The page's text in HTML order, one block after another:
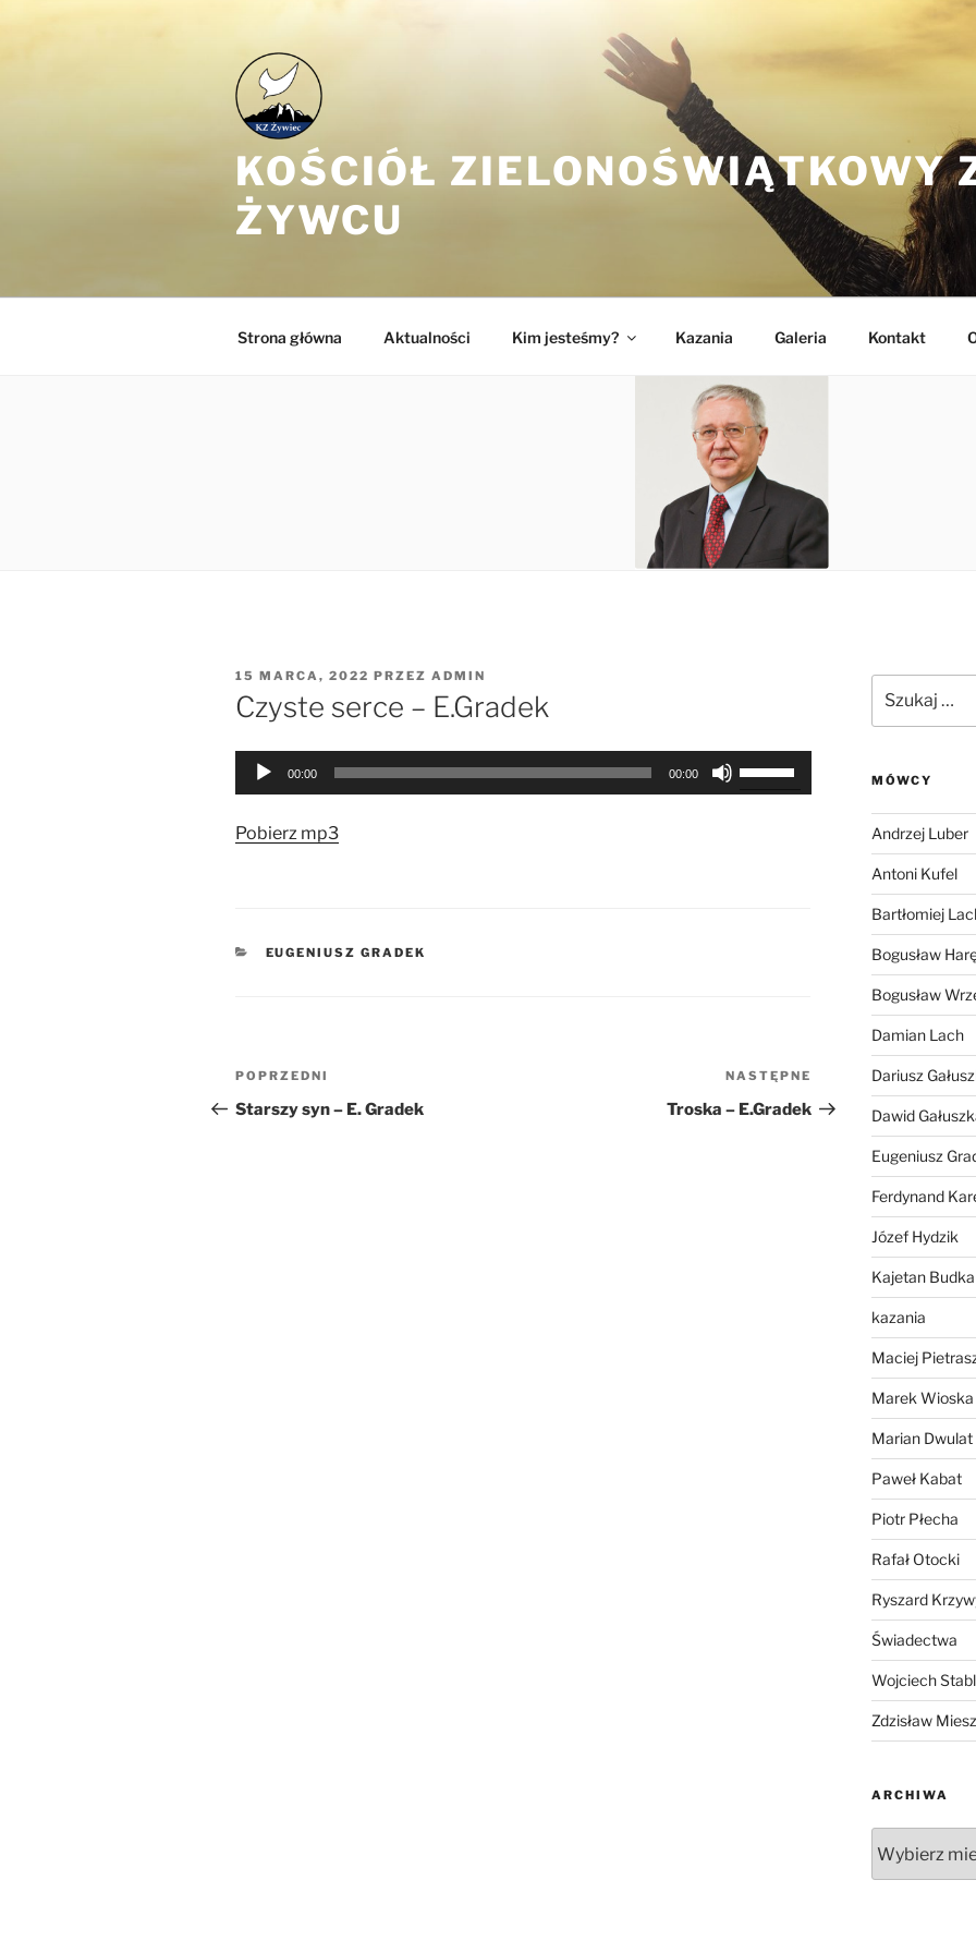
KOŚCIÓŁ ZIELONOŚWIĄTKOWY
ŻYWCU
Strona główna Aktualności Kim jesteśmy? Kazania Galeria Kontakt
OPUBLIKOWANE
W
15 MARCA, 2022 PRZEZ ADMIN
Czyste serce – E.Gradek
Odtwarzacz
00:00 00:00
Pobierz mp3
KATEGORIE
EUGENIUSZ GRADEK
Nawigacja
wpisu
Poprzedni
wpis
POPRZEDNI
Starszy syn – E. Gradek
Następny
wpis
NASTĘPNE
Troska – E.Gradek
MÓWCY
Andrzej Luber
Antoni Kufel
Bartłomiej
Bogusław
Bogusław
Damian Lach
Dariusz
Dawid
Eugeniusz
Ferdynand
Józef Hydzik
Kajetan Budka
kazania
Maciej
Marek Wioska
Marian Dwulat
Paweł Kabat
Piotr Płecha
Rafał Otocki
Ryszard
Świadectwa
Wojciech
Zdzisław
ARCHIWA